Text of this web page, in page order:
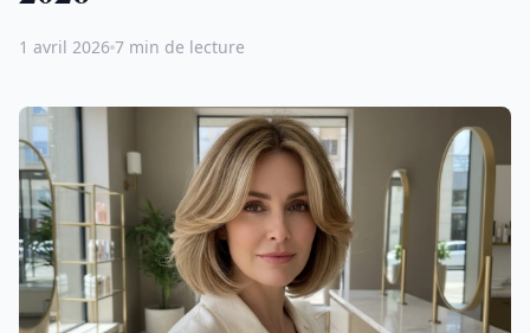
1 avril 2026 7 min de lecture